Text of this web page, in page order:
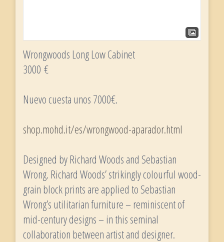
Wrongwoods Long Low Cabinet
3000 €
Nuevo cuesta unos 7000€.
shop.mohd.it/es/wrongwood-aparador.html
Designed by Richard Woods and Sebastian
Wrong. Richard Woods’ strikingly colourful wood-
grain block prints are applied to Sebastian
Wrong’s utilitarian furniture – reminiscent of
mid-century designs – in this seminal
collaboration between artist and designer.